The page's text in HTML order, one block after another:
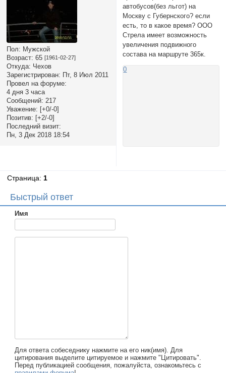
Пол: Мужской
Возраст: 65 [1961-02-27]
Откуда: Чехов
Зарегистрирован: Пт, 8 Июл 2011
Провел на форуме:
4 дня 3 часа
Сообщений: 217
Уважение: [+0/-0]
Позитив: [+2/-0]
Последний визит:
Пн, 3 Дек 2018 18:54
автобусов(без льгот) на
Москву с Губернского? если
есть, то в какое время? ООО
Стрела имеет возможность
увеличения подвижного
состава на маршруте 365к.
0
Страница: 1
Быстрый ответ
Имя
Для ответа собеседнику нажмите на его ник(имя). Для
цитирования выделите цитируемое и нажмите "Цитировать".
Перед публикацией сообщения, пожалуйста, ознакомьтесь с